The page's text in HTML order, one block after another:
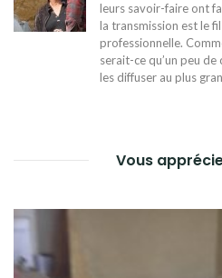
leurs savoir-faire ont
la transmission est le
professionnelle.
serait-ce qu’un peu
les diffuser au plus
Vous